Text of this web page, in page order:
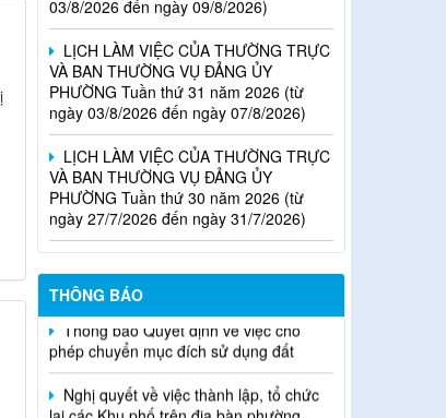
LỊCH LÀM VIỆC CỦA THƯỜNG TRỰC
VÀ BAN THƯỜNG VỤ ĐẢNG ỦY
PHƯỜNG Tuần thứ 31 năm 2026 (từ
ngày 03/8/2026 đến ngày 07/8/2026)
LỊCH LÀM VIỆC CỦA THƯỜNG TRỰC
VÀ BAN THƯỜNG VỤ ĐẢNG ỦY
PHƯỜNG Tuần thứ 30 năm 2026 (từ
ngày 27/7/2026 đến ngày 31/7/2026)
LỊCH LÀM VIỆC CỦA THƯỜNG TRỰC
VÀ BAN THƯỜNG VỤ ĐẢNG ỦY
ngày 20/7/2026 đến ngày 24/7/2026)
THÔNG BÁO
Thông báo Quyết định về việc cho
phép chuyển mục đích sử dụng đất
Nghị quyết về việc thành lập, tổ chức
lại các Khu phố trên địa bàn phường
Đồng Xoài